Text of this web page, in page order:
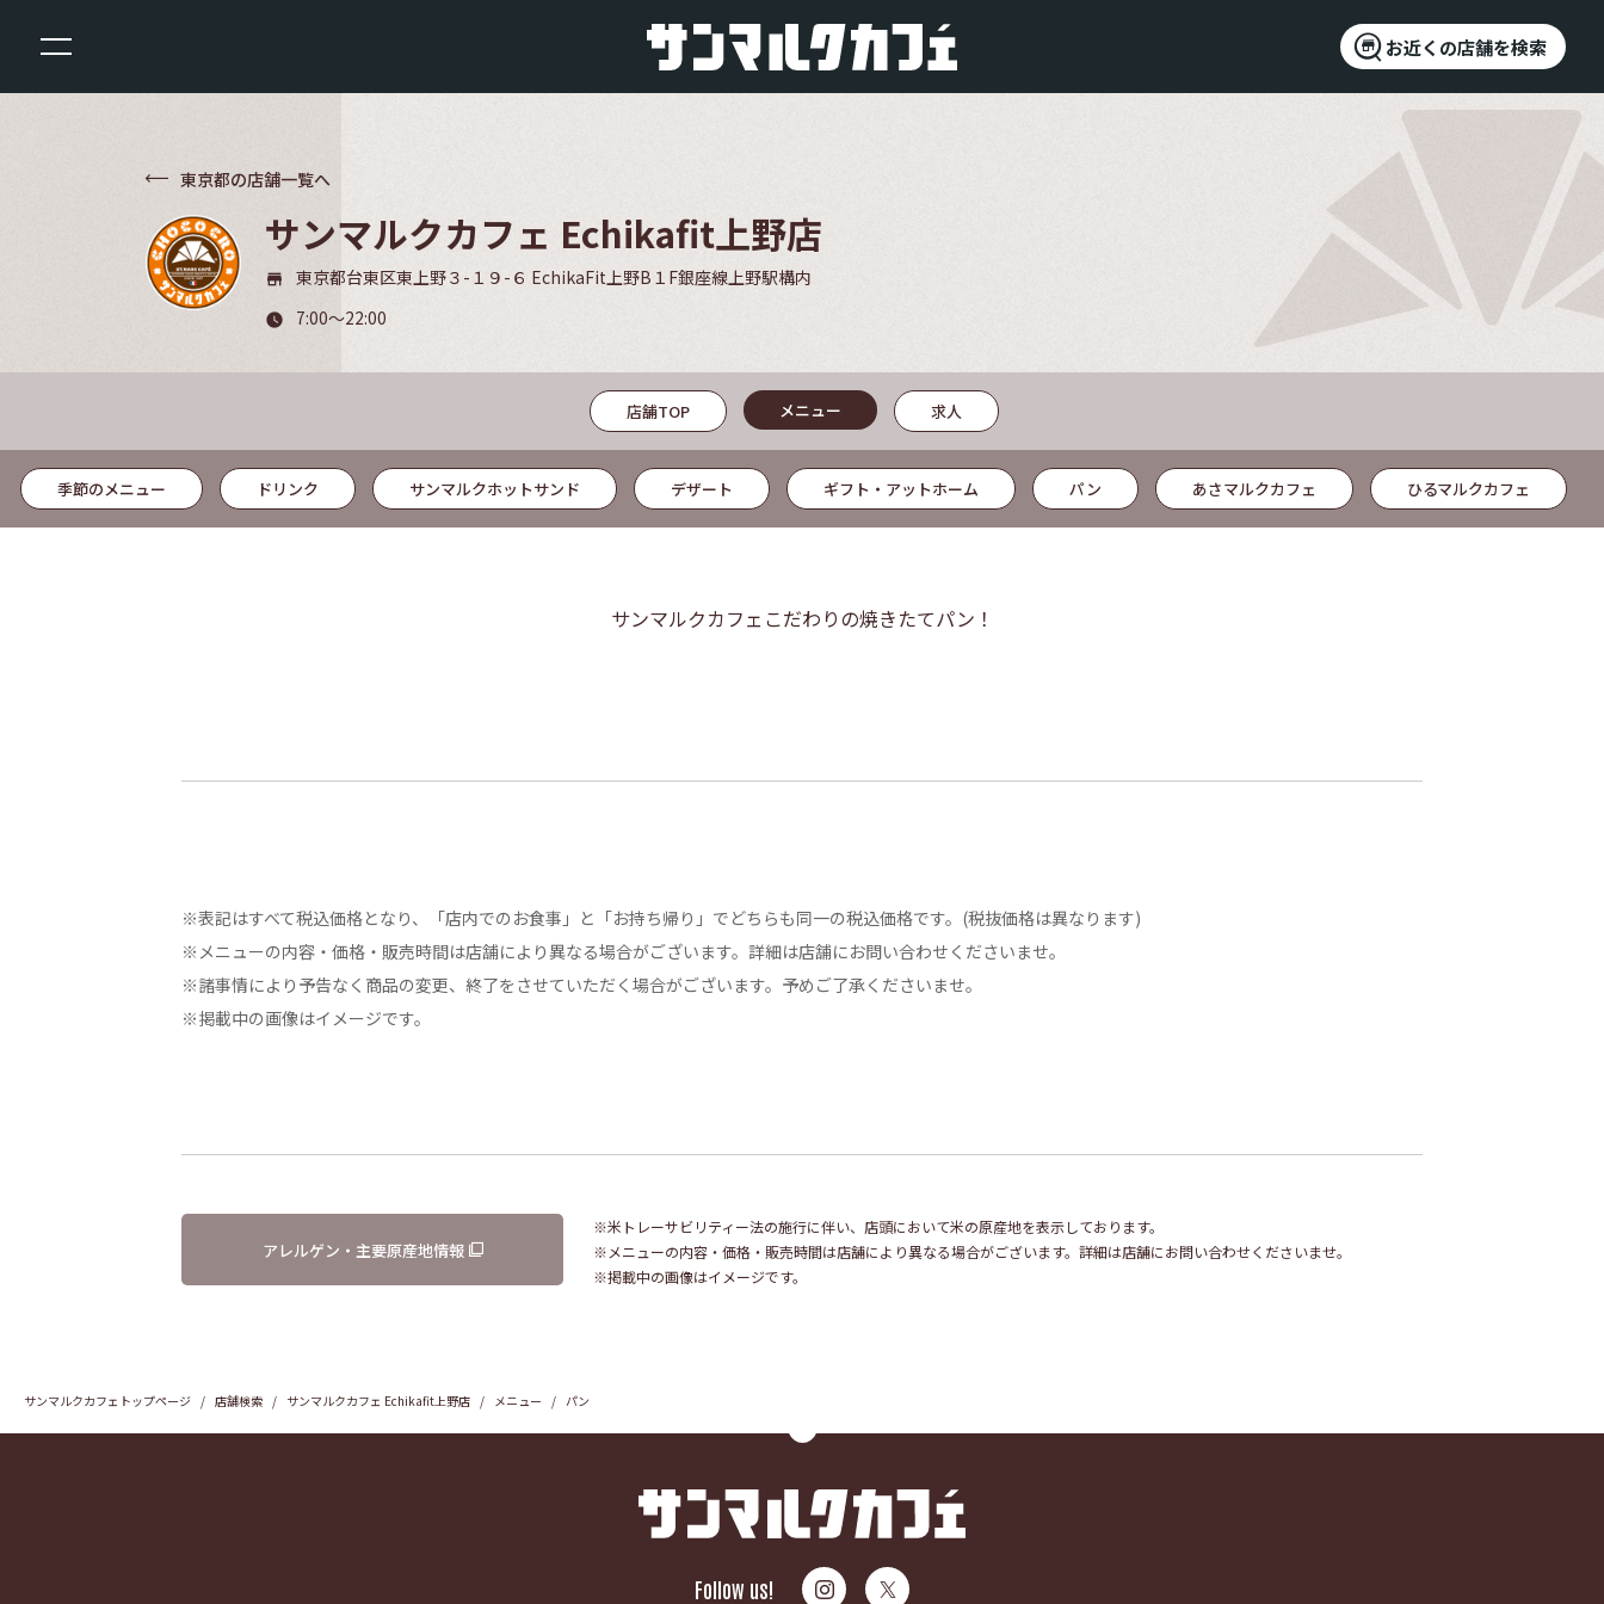
お近くの店舗を検索
東京都の店舗一覧へ
サンマルクカフェ Echikafit上野店
store_mall_directory 東京都台東区東上野３-１９-６ EchikaFit上野B１F銀座線上野駅構内
watch_later 7:00～22:00
店舗TOP メニュー 求人
季節のメニュー ドリンク サンマルクホットサンド デザート ギフト・アットホーム パン あさマルクカフェ ひるマルクカフェ
サンマルクカフェこだわりの焼きたてパン！
※表記はすべて税込価格となり、「店内でのお食事」と「お持ち帰り」でどちらも同一の税込価格です。(税抜価格は異なります)
※メニューの内容・価格・販売時間は店舗により異なる場合がございます。詳細は店舗にお問い合わせくださいませ。
※諸事情により予告なく商品の変更、終了をさせていただく場合がございます。予めご了承くださいませ。
※掲載中の画像はイメージです。
アレルゲン・主要原産地情報
※米トレーサビリティー法の施行に伴い、店頭において米の原産地を表示しております。
※メニューの内容・価格・販売時間は店舗により異なる場合がございます。詳細は店舗にお問い合わせくださいませ。
※掲載中の画像はイメージです。
サンマルクカフェトップページ 店舗検索 サンマルクカフェ Echikafit上野店 メニュー パン
Follow us!